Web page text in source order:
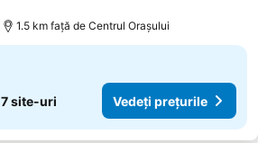
1.5 km faţă de Centrul Oraşului
7 site-uri Vedeți prețurile